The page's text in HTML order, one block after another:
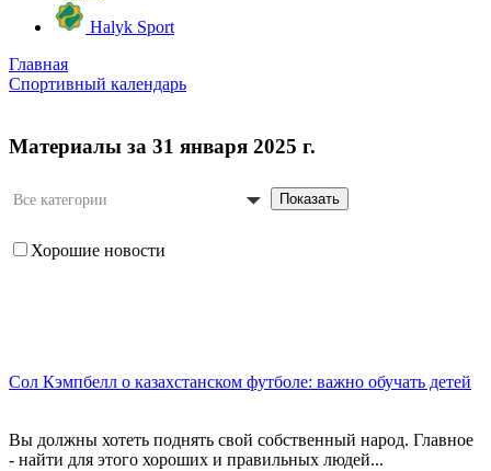
Halyk Sport
Главная
Спортивный календарь
Материалы за 31 января 2025 г.
Все категории Показать
Хорошие новости
Сол Кэмпбелл о казахстанском футболе: важно обучать детей
Вы должны хотеть поднять свой собственный народ. Главное
- найти для этого хороших и правильных людей...